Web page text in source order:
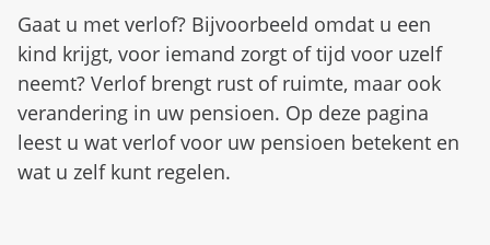
Gaat u met verlof? Bijvoorbeeld omdat u een
kind krijgt, voor iemand zorgt of tijd voor uzelf
neemt? Verlof brengt rust of ruimte, maar ook
verandering in uw pensioen. Op deze pagina
leest u wat verlof voor uw pensioen betekent en
wat u zelf kunt regelen.